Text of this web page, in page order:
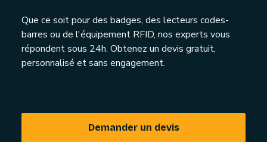
Que ce soit pour des badges, des lecteurs codes-
barres ou de l'équipement RFID, nos experts vous
répondent sous 24h. Obtenez un devis gratuit,
personnalisé et sans engagement.
Demander un devis